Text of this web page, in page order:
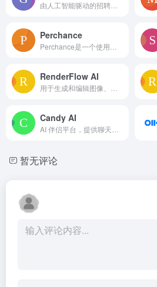
Perchance
RenderFlow AI
Candy AI
暂无评论